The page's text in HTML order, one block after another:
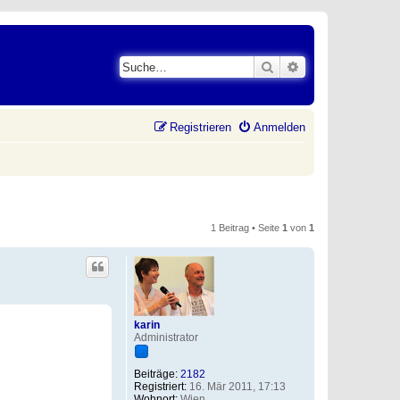
Suche
Anmelden
Registrieren
1 Beitrag • Seite 1 von 1
karin
Administrator
Beiträge: 2182
Registriert: 16. Mär 2011, 17:13